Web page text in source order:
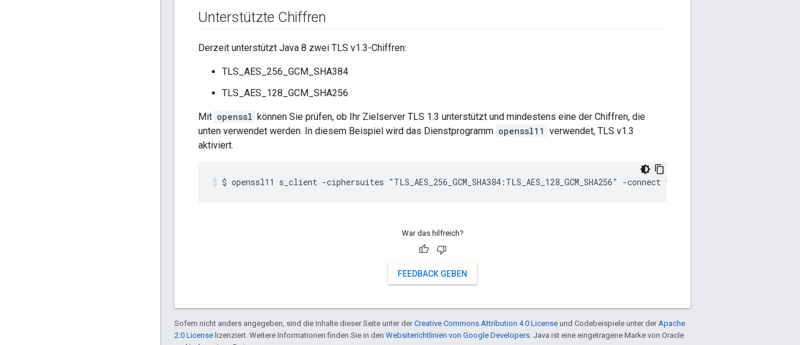
Unterstützte Chiffren
Derzeit unterstützt Java 8 zwei TLS v1.3-Chiffren:
TLS_AES_256_GCM_SHA384
TLS_AES_128_GCM_SHA256
Mit openssl können Sie prüfen, ob Ihr Zielserver TLS 1.3 unterstützt und mindestens eine der Chiffren, die
unten verwendet werden. In diesem Beispiel wird das Dienstprogramm openssl11 verwendet, TLS v1.3
aktiviert.
$ openssl11 s_client -ciphersuites "TLS_AES_256_GCM_SHA384:TLS_AES_128_GCM_SHA256" -connect target_host:target_port -
War das hilfreich?
FEEDBACK GEBEN
Sofern nicht anders angegeben, sind die Inhalte dieser Seite unter derCreative Commons Attribution 4.0 License und Codebeispiele unter derApache
2.0 License lizenziert. Weitere Informationen finden Sie in den Websiterichtlinien von Google Developers. Java ist eine eingetragene Marke von Oracle